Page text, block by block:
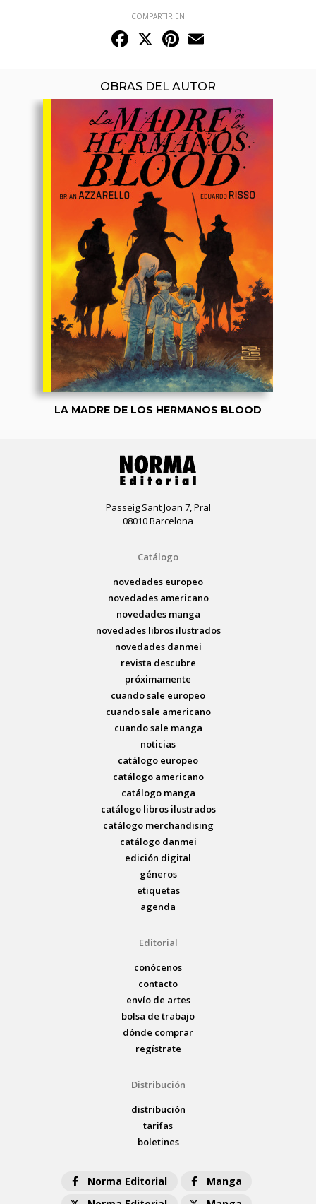
COMPARTIR EN
Facebook
X Pinterest
OBRAS DEL AUTOR
LA MADRE DE LOS HERMANOS BLOOD
Passeig Sant Joan 7, Pral
08010 Barcelona
Catálogo
novedades europeo
novedades americano
novedades manga
novedades libros ilustrados
novedades danmei
revista descubre
próximamente
cuando sale europeo
cuando sale americano
cuando sale manga
noticias
catálogo europeo
catálogo americano
catálogo manga
catálogo libros ilustrados
catálogo merchandising
catálogo danmei
edición digital
géneros
etiquetas
agenda
Editorial
conócenos
contacto
envío de artes
bolsa de trabajo
dónde comprar
regístrate
Distribución
distribución
tarifas
boletines
Norma Editorial
Manga